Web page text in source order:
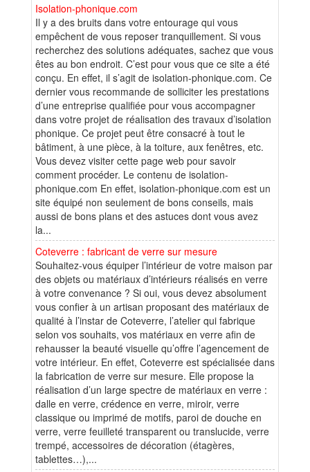
Isolation-phonique.com
Il y a des bruits dans votre entourage qui vous
empêchent de vous reposer tranquillement. Si vous
recherchez des solutions adéquates, sachez que vous
êtes au bon endroit. C’est pour vous que ce site a été
conçu. En effet, il s’agit de isolation-phonique.com. Ce
dernier vous recommande de solliciter les prestations
d’une entreprise qualifiée pour vous accompagner
dans votre projet de réalisation des travaux d’isolation
phonique. Ce projet peut être consacré à tout le
bâtiment, à une pièce, à la toiture, aux fenêtres, etc.
Vous devez visiter cette page web pour savoir
comment procéder. Le contenu de isolation-
phonique.com En effet, isolation-phonique.com est un
site équipé non seulement de bons conseils, mais
aussi de bons plans et des astuces dont vous avez
la...
Coteverre : fabricant de verre sur mesure
Souhaitez-vous équiper l’intérieur de votre maison par
des objets ou matériaux d’intérieurs réalisés en verre
à votre convenance ? Si oui, vous devez absolument
vous confier à un artisan proposant des matériaux de
qualité à l’instar de Coteverre, l’atelier qui fabrique
selon vos souhaits, vos matériaux en verre afin de
rehausser la beauté visuelle qu’offre l’agencement de
votre intérieur. En effet, Coteverre est spécialisée dans
la fabrication de verre sur mesure. Elle propose la
réalisation d’un large spectre de matériaux en verre :
dalle en verre, crédence en verre, miroir, verre
classique ou imprimé de motifs, paroi de douche en
verre, verre feuilleté transparent ou translucide, verre
trempé, accessoires de décoration (étagères,
tablettes…),...